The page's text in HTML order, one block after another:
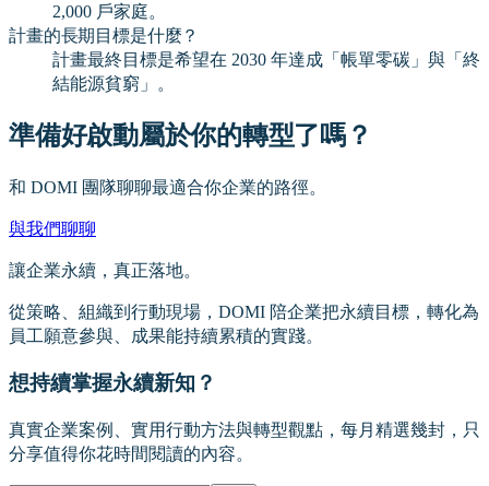
2,000 戶家庭。
計畫的長期目標是什麼？
計畫最終目標是希望在 2030 年達成「帳單零碳」與「終
結能源貧窮」。
準備好啟動屬於你的轉型了嗎？
和 DOMI 團隊聊聊最適合你企業的路徑。
與我們聊聊
讓企業永續，真正落地。
從策略、組織到行動現場，DOMI 陪企業把永續目標，轉化為
員工願意參與、成果能持續累積的實踐。
想持續掌握永續新知？
真實企業案例、實用行動方法與轉型觀點，每月精選幾封，只
分享值得你花時間閱讀的內容。